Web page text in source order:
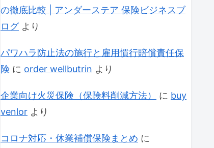
の徹底比較 | アンダーステア 保険ビジネスブ
ログより
パワハラ防止法の施行と雇用慣行賠償責任保
険 に order wellbutrin より
企業向け火災保険（保険料削減方法） に buy
venlor より
コロナ対応・休業補償保険まとめ に